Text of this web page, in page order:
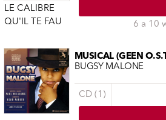
6 a 10
MUSICAL (GEEN
BUGSY MALONE
CD (1)